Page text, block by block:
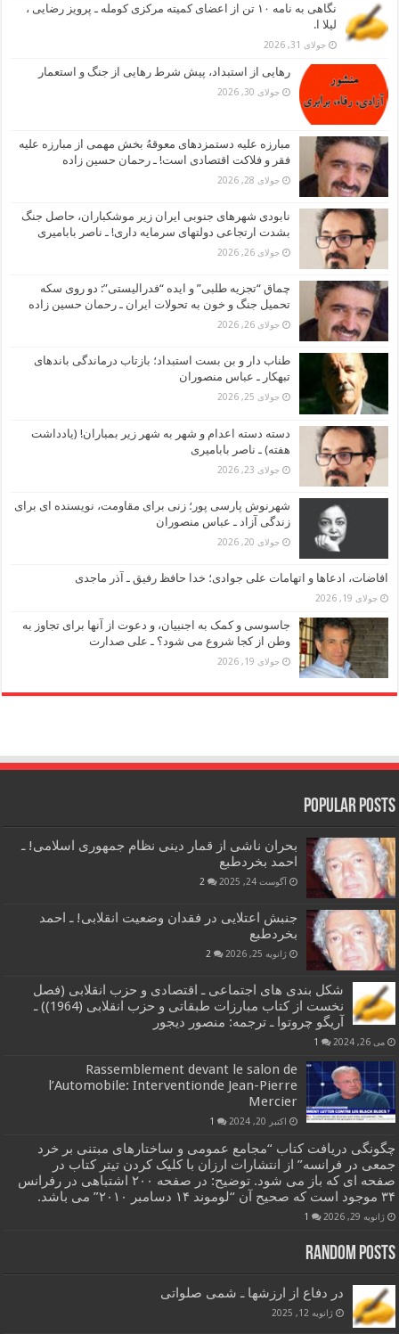
نگاهی به نامه ۱۰ تن از اعضای کمیته مرکزی کومله ـ پرویز رضایی ،
لیلا ا.
جولای 31, 2026
رهایی از استبداد، پیش شرط رهایی از جنگ و استعمار
جولای 30, 2026
مبارزه علیه دستمزدهای معوقهُ بخش مهمی از مبارزه علیه
فقر و فلاکت اقتصادی است! ـ رحمان حسین زاده
جولای 28, 2026
نابودی شهرهای جنوبی ایران زیر موشکباران، حاصل جنگ
بشدت ارتجاعی دولتهای سرمایه داری! ـ ناصر بابامیری
جولای 26, 2026
چماق “تجزیه طلبی” و ایده “فدرالیستی”: دو روی سکه
تحمیل جنگ و خون به تحولات ایران ـ رحمان حسین زاده
جولای 26, 2026
طناب دار و بن بست استبداد؛ بازتاب درماندگی باندهای
تبهکار ـ عباس منصوران
جولای 25, 2026
دسته دسته اعدام و شهر به شهر زیر بمباران! (یادداشت
هفته) ـ ناصر بابامیری
جولای 23, 2026
شهرنوش پارسی پور؛ زنی برای مقاومت، نویسنده ای برای
زندگی آزاد ـ عباس منصوران
جولای 20, 2026
افاضات، ادعاها و اتهامات علی جوادی؛ خدا حافظ رفیق ـ آذر ماجدی
جولای 19, 2026
جاسوسی و کمک به اجنبیان، و دعوت از آنها برای تجاوز به
وطن از کجا شروع می شود؟ ـ علی صدارت
جولای 19, 2026
Popular Posts
بحران ناشی از قمار دینی نظام جمهوری اسلامی! ـ
احمد بخردطبع
آگوست 24, 2025 2
جنبش اعتلایی در فقدان وضعیت انقلابی! ـ احمد
بخردطبع
ژانویه 25, 2026 2
شکل بندی های اجتماعی ـ اقتصادی و حزب انقلابی (فصل
نخست از کتاب مبارزات طبقاتی و حزب انقلابی (1964)) ـ
آریگو چروتوا ـ ترجمه: منصور دیجور
می 26, 2024 1
Rassemblement devant le salon de
l’Automobile: Interventionde Jean-Pierre
Mercier
اکتبر 20, 2024 1
چگونگی دریافت کتاب “مجامع عمومی و ساختارهای مبتنی بر خرد
جمعی در فرانسه” از انتشارات ارزان با کلیک کردن تیتر کتاب در
صفحه ای که باز می شود. توضیح: در صفحه ۲۰۰ اشتباهی در رفرانس
۳۴ موجود است که صحیح آن “لوموند ۱۴ دسامبر ۲۰۱۰” می باشد.
ژانویه 29, 2026 1
Random Posts
در دفاع از ارزشها ـ شمی صلواتی
ژانویه 12, 2025